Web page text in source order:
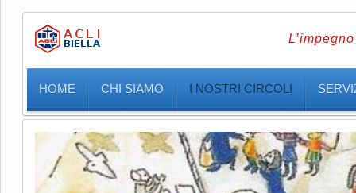
HOME CHI SIAMO I NOSTRI CIRCOLI